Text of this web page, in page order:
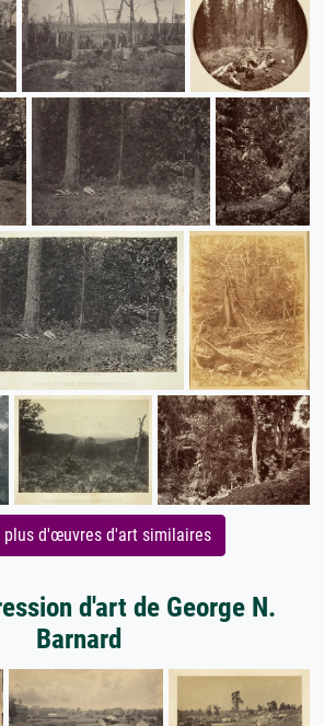
plus d'œuvres d'art similaires
d'art de George N.
Barnard